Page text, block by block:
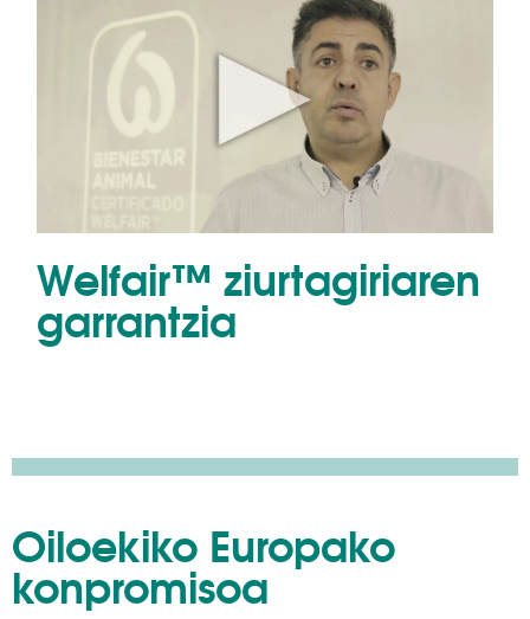
Welfair™ ziurtagiriaren
garrantzia
Oiloekiko Europako
konpromisoa